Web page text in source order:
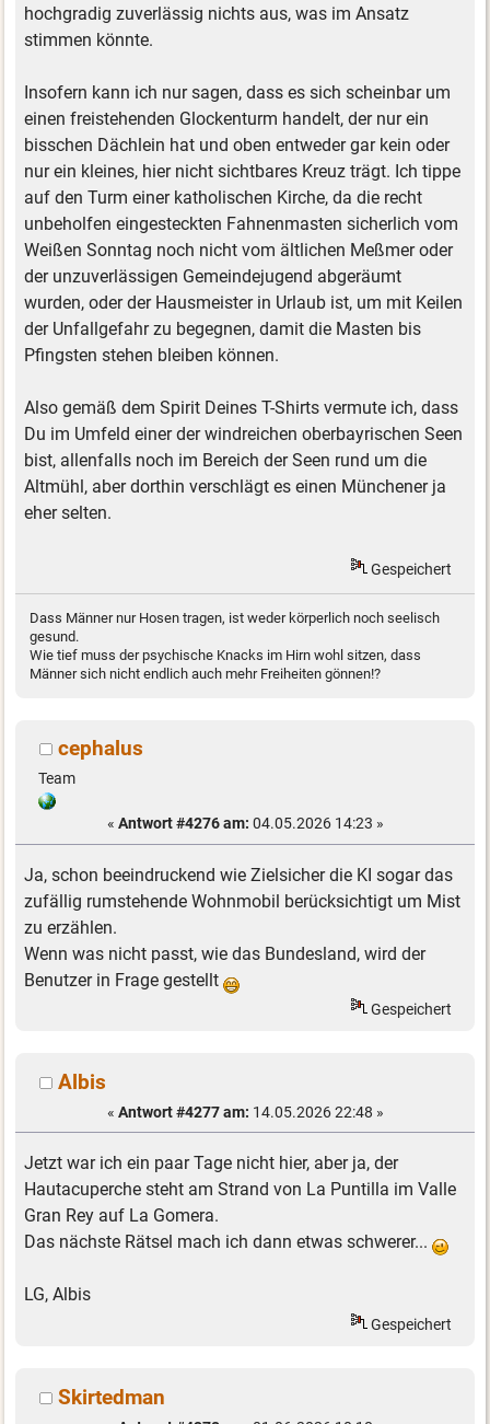
hochgradig zuverlässig nichts aus, was im Ansatz
stimmen könnte.
Insofern kann ich nur sagen, dass es sich scheinbar um
einen freistehenden Glockenturm handelt, der nur ein
bisschen Dächlein hat und oben entweder gar kein oder
nur ein kleines, hier nicht sichtbares Kreuz trägt. Ich tippe
auf den Turm einer katholischen Kirche, da die recht
unbeholfen eingesteckten Fahnenmasten sicherlich vom
Weißen Sonntag noch nicht vom ältlichen Meßmer oder
der unzuverlässigen Gemeindejugend abgeräumt
wurden, oder der Hausmeister in Urlaub ist, um mit Keilen
der Unfallgefahr zu begegnen, damit die Masten bis
Pfingsten stehen bleiben können.
Also gemäß dem Spirit Deines T-Shirts vermute ich, dass
Du im Umfeld einer der windreichen oberbayrischen Seen
bist, allenfalls noch im Bereich der Seen rund um die
Altmühl, aber dorthin verschlägt es einen Münchener ja
eher selten.
Gespeichert
Dass Männer nur Hosen tragen, ist weder körperlich noch seelisch
gesund.
Wie tief muss der psychische Knacks im Hirn wohl sitzen, dass
Männer sich nicht endlich auch mehr Freiheiten gönnen!?
cephalus
Team
« Antwort #4276 am: 04.05.2026 14:23 »
Ja, schon beeindruckend wie Zielsicher die KI sogar das
zufällig rumstehende Wohnmobil berücksichtigt um Mist
zu erzählen.
Wenn was nicht passt, wie das Bundesland, wird der
Benutzer in Frage gestellt
Gespeichert
Albis
« Antwort #4277 am: 14.05.2026 22:48 »
Jetzt war ich ein paar Tage nicht hier, aber ja, der
Hautacuperche steht am Strand von La Puntilla im Valle
Gran Rey auf La Gomera.
Das nächste Rätsel mach ich dann etwas schwerer...
LG, Albis
Gespeichert
Skirtedman